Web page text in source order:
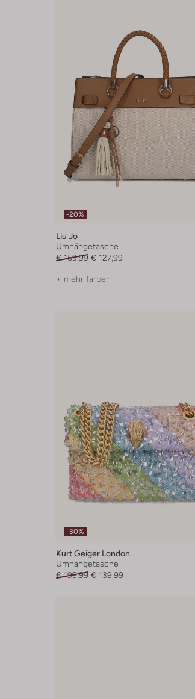
-20%
Liu Jo
Umhängetasche
€ 159,99 € 127,99
+ mehr farben
-30%
Kurt Geiger London
Umhängetasche
€ 199,99 € 139,99